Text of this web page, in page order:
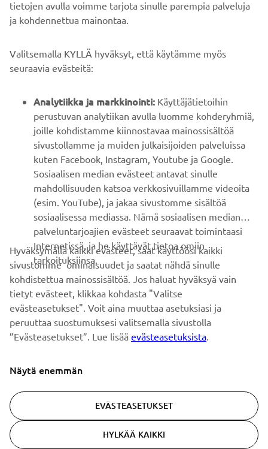
B2B
YAMAHA MUUALLA
ASIAKASTUKI
UUTISKIRJE
Ole ensimmäinen, joka kuulee uusimmista tarjouksista,
erikoistapahtumista, uusista julkaisuista ja paljon muuta...
TILAA
Lue tietosuojakäytäntömme saadaksesi tietää, miten
käsittelemme henkilötietojasi:
Tietosuoja ja evästeet -sivustolta
© Copyright - 2026 Yamaha Motor Europe N.V. - All Rights
Reserved
tietojen avulla voimme tarjota sinulle parempia palveluja
ja kohdennettua mainontaa.
Valitsemalla KYLLÄ hyväksyt, että käytämme myös
seuraavia evästeitä:
Analytiikka ja markkinointi: Käyttäjätietoihin
perustuvan analytiikan avulla luomme kohderyhmiä,
joille kohdistamme kiinnostavaa mainossisältöä
sivustollamme ja muiden julkaisijoiden palveluissa
kuten Facebook, Instagram, Youtube ja Google.
Sosiaalisen median evästeet antavat sinulle
mahdollisuuden katsoa verkkosivuillamme videoita
(esim. YouTube), ja jakaa sivustomme sisältöä
sosiaalisessa mediassa. Nämä sosiaalisen median
palveluntarjoajien evästeet seuraavat toimintaasi
Internetissä, ja he käyttävät tietoa omiin
tarkoituksiinsa.
Hyväksymällä kaikki evästeet, saat käyttöösi kaikki
sivustomme ominaisuudet ja saatat nähdä sinulle
kohdistettua mainossisältöä. Jos haluat hyväksyä vain
tietyt evästeet, klikkaa kohdasta "Valitse
evästeasetukset". Voit aina muuttaa asetuksiasi ja
peruuttaa suostumuksesi valitsemalla sivustolla
”Evästeasetukset”. Lue lisää evästeasetuksista.
Näytä enemmän
EVÄSTEASETUKSET
HYLKÄÄ KAIKKI